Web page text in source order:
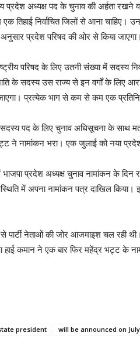
अध्यक्ष पद के चुनाव की अर्हता रखने
निर्वाचित जिलों से आना चाहिए।
प्रदेश परिषद की ओर से किया जाएगा।
परिषद के लिए उतनी संख्या में सदस्य
के सदस्य उस राज्य से इन वर्गों के लिए
जाएगा। प्रत्येक भाग से कम से कम एक
सदस्य पद के लिए चुनाव अधिसूचना के साथ
ने नामांकन भरा। एक जुलाई को नया प्रदेश
प्रदेश अध्यक्ष चुनाव नामांकन के दिन
में अपना नामांकन पत्र दाखिल
पार्टी नेताओं की जोर आजमाइश चल रही
कमान ने एक बार फिर महेंद्र भट्ट के नाम
president will be announced on July